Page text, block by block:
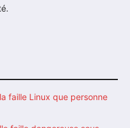
faille Linux que personne